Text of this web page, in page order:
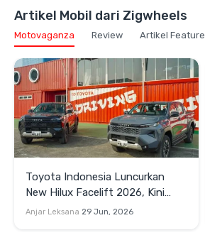
Artikel Mobil dari Zigwheels
Motovaganza Review Artikel Feature
Toyota Indonesia Luncurkan
New Hilux Facelift 2026, Kini
Punya Versi EV
Anjar Leksana 29 Jun, 2026